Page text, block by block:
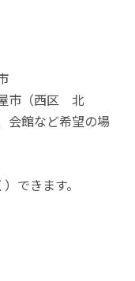
市（西区 北
館など希望の場
できます。